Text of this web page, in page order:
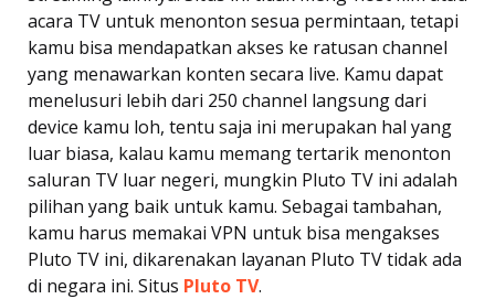
acara TV untuk menonton sesua permintaan, tetapi
kamu bisa mendapatkan akses ke ratusan channel
yang menawarkan konten secara live. Kamu dapat
menelusuri lebih dari 250 channel langsung dari
device kamu loh, tentu saja ini merupakan hal yang
luar biasa, kalau kamu memang tertarik menonton
saluran TV luar negeri, mungkin Pluto TV ini adalah
pilihan yang baik untuk kamu. Sebagai tambahan,
kamu harus memakai VPN untuk bisa mengakses
Pluto TV ini, dikarenakan layanan Pluto TV tidak ada
di negara ini. Situs Pluto TV.